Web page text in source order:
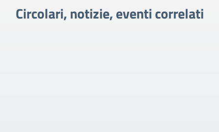
Circolari, notizie, eventi correlati